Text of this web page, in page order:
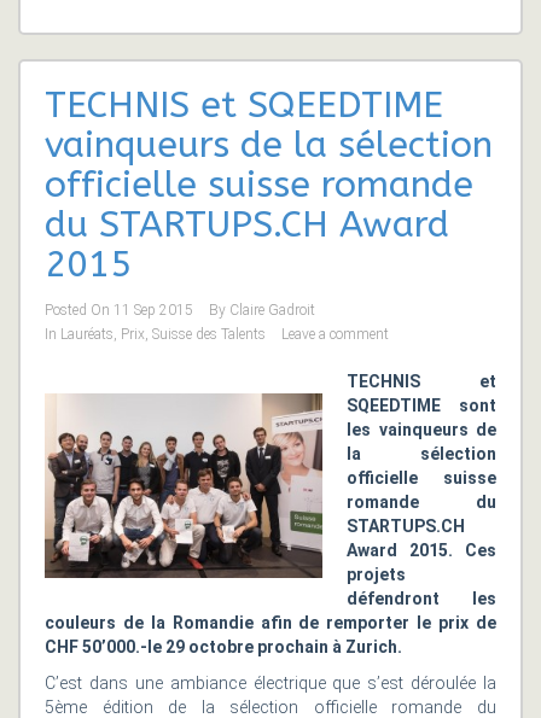
TECHNIS et SQEEDTIME
vainqueurs de la sélection
officielle suisse romande
du STARTUPS.CH Award
2015
Posted On 11 Sep 2015 By Claire Gadroit
In Lauréats, Prix, Suisse des Talents Leave a comment
TECHNIS et
SQEEDTIME sont
les vainqueurs de
la sélection
officielle suisse
romande du
STARTUPS.CH
Award 2015. Ces
projets
défendront les
couleurs de la Romandie afin de remporter le prix de
CHF 50’000.-le 29 octobre prochain à Zurich.
C’est dans une ambiance électrique que s’est déroulée la
5ème édition de la sélection officielle romande du